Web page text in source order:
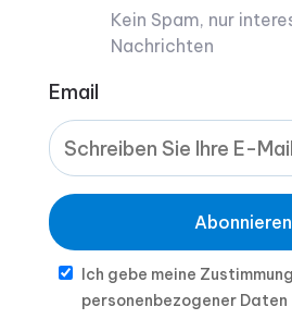
Kein Spam, nur
Nachrichten
Email
Abonnieren
Ich gebe meine
personenbezogener Daten